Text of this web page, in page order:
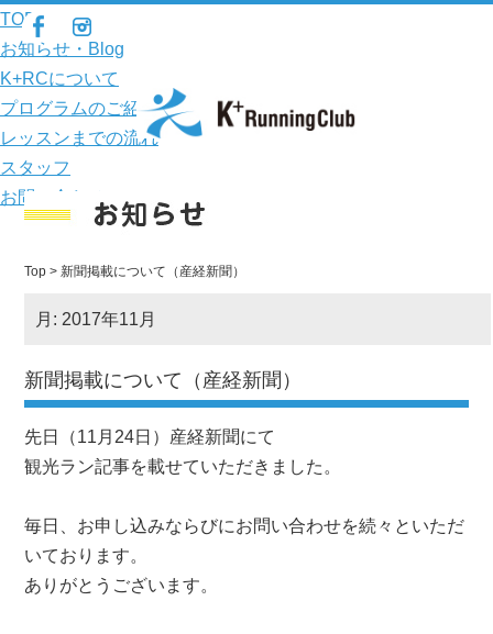
TOP
お知らせ・Blog
K+RCについて
プログラムのご紹介
レッスンまでの流れ
スタッフ
お問い合わせ
Top > 新聞掲載について（産経新聞）
月: 2017年11月
新聞掲載について（産経新聞）
先日（11月24日）産経新聞にて
観光ラン記事を載せていただきました。
毎日、お申し込みならびにお問い合わせを続々といただ
いております。
ありがとうございます。